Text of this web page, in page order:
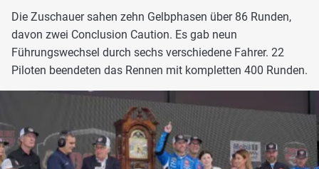
Die Zuschauer sahen zehn Gelbphasen über 86 Runden,
davon zwei Conclusion Caution. Es gab neun
Führungswechsel durch sechs verschiedene Fahrer. 22
Piloten beendeten das Rennen mit kompletten 400 Runden.